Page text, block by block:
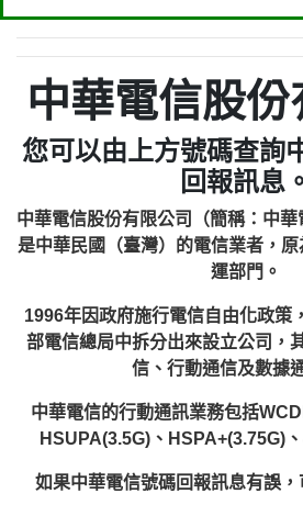
中華電信股份
您可以由上方號碼查詢
回報訊息。
中華電信股份有限公司（簡稱：中華
是中華民國（臺灣）的電信業者，
運部門。
1996年因政府施行電信自由化政策
部電信總局中拆分出來設立公司，
信、行動通信及數據
中華電信的行動通訊業務包括
HSUPA(3.5G)、HSPA+(3.75G)
如果中華電信號碼回報訊息有誤，